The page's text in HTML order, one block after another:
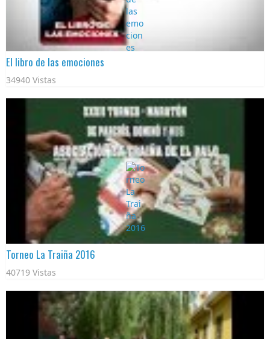
El libro de las emociones
34940 Vistas
Torneo La Traiña 2016
40719 Vistas